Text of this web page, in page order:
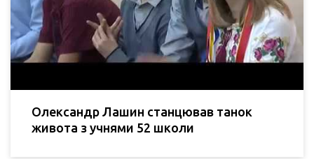
Олександр Лашин станцював танок
живота з учнями 52 школи